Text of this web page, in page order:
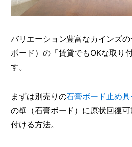
バリエーション豊富なカインズ
ボード）の「賃貸でもOKな取り
す。
まずは別売りの石膏ボード止め具
の壁（石膏ボード）に原状回復
付ける方法。